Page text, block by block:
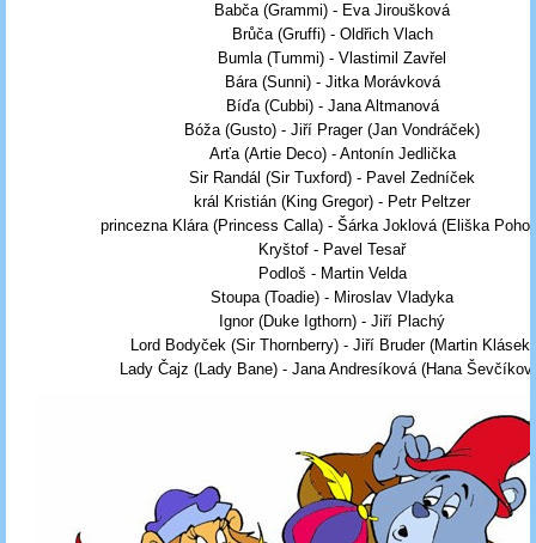
Babča (Grammi) - Eva Jiroušková
Brůča (Gruffi) - Oldřich Vlach
Bumla (Tummi) - Vlastimil Zavřel
Bára (Sunni) - Jitka Morávková
Bíďa (Cubbi) - Jana Altmanová
Bóža (Gusto) - Jiří Prager (Jan Vondráček)
Arťa (Artie Deco) - Antonín Jedlička
Sir Randál (Sir Tuxford) - Pavel Zedníček
král Kristián (King Gregor) - Petr Peltzer
princezna Klára (Princess Calla) - Šárka Joklová (Eliška
Kryštof - Pavel Tesař
Podloš - Martin Velda
Stoupa (Toadie) - Miroslav Vladyka
Ignor (Duke Igthorn) - Jiří Plachý
Lord Bodyček (Sir Thornberry) - Jiří Bruder (Martin Klásek)
Lady Čajz (Lady Bane) - Jana Andresíková (Hana